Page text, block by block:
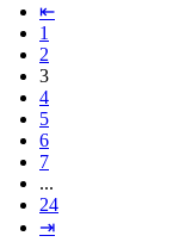
⇤
1
2
3
4
5
6
7
...
24
⇥